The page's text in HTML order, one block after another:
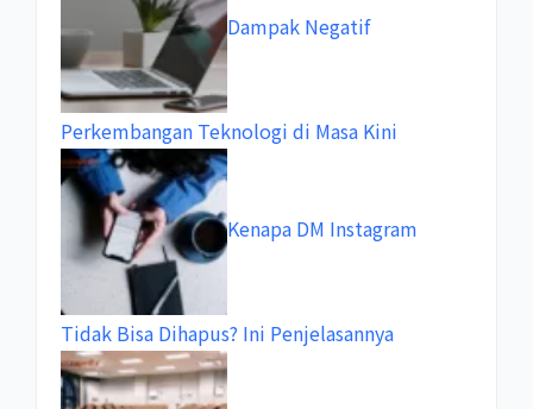
Dampak Negatif
Perkembangan Teknologi di Masa Kini
Kenapa DM Instagram
Tidak Bisa Dihapus? Ini Penjelasannya